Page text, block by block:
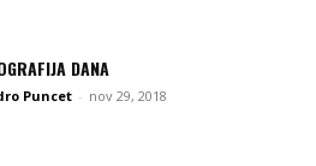
DANA
Puncet - nov 29, 2018